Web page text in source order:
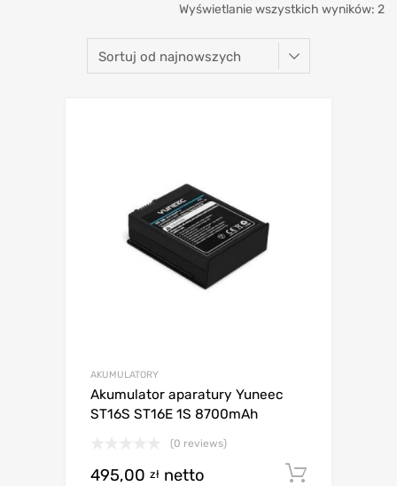
Wyświetlanie wszystkich wyników: 2
AKUMULATORY
Akumulator aparatury Yuneec
ST16S ST16E 1S 8700mAh
(0 reviews)
495,00 zł netto